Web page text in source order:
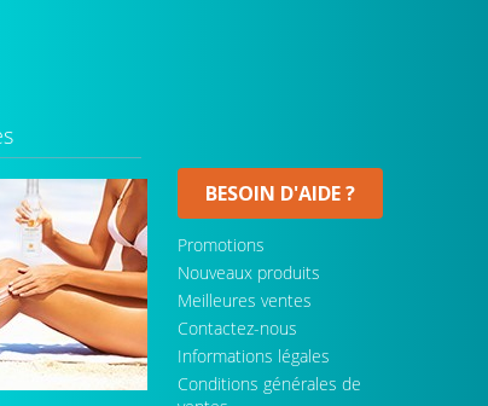
BESOIN D'AIDE ?
Promotions
Nouveaux produits
Meilleures ventes
Contactez-nous
Informations légales
Conditions générales de